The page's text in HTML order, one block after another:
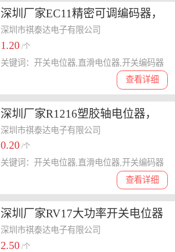
深圳厂家EC11精密可调编码器，
增音量式编码器，带按压开关编
码器
深圳市祺泰达电子有限公司
1.20 /个
查看详细
关键词：开关电位器,直滑电位器,开关编码器
深圳厂家R1216塑胶轴电位器，
双联弯脚插板式，双声可调电位
器调音电位器
深圳市祺泰达电子有限公司
0.20 /个
查看详细
关键词：开关电位器,直滑电位器,开关编码器
深圳厂家RV17大功率开关电位器
深圳市祺泰达电子有限公司
2.50 /个